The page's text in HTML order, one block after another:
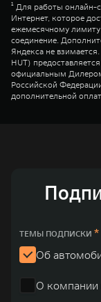
¹ Для работы онлайн-
Интернет, которое
ежемесячному лимиту
соединение.
Яндекса не
HUT)
официальным
Российской
дополнительной
ТЕМЫ ПОДПИСКИ *
Об
О компании